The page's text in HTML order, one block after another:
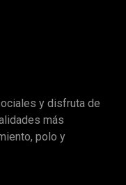
y disfruta de
más
polo y